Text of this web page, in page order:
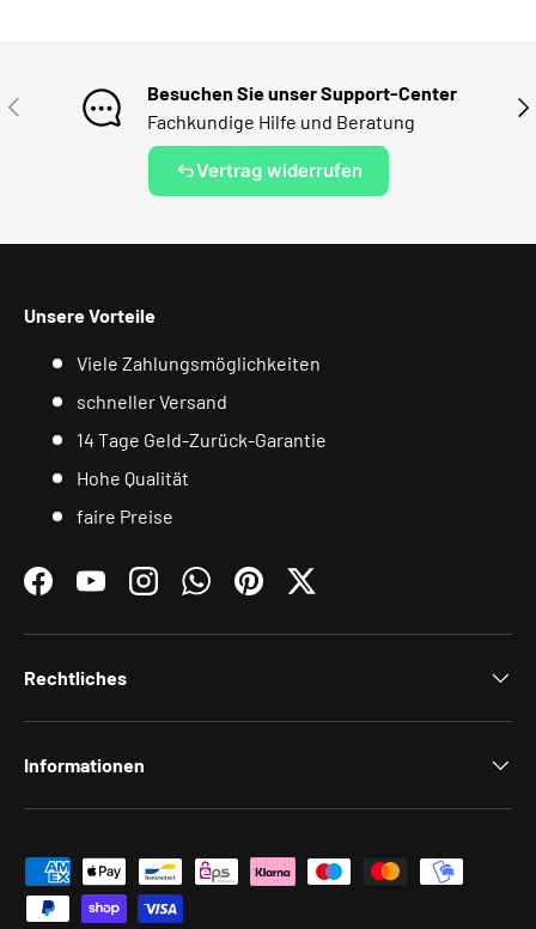
VORHERIGE
Besuchen Sie unser Support-Center
Fachkundige Hilfe und Beratung
Vertrag widerrufen
Unsere Vorteile
Viele Zahlungsmöglichkeiten
schneller Versand
14 Tage Geld-Zurück-Garantie
Hohe Qualität
faire Preise
FacebookYouTubeInstagramWhatsAppPinterestTwitter
Rechtliches
Informationen
Zahlungsmethoden